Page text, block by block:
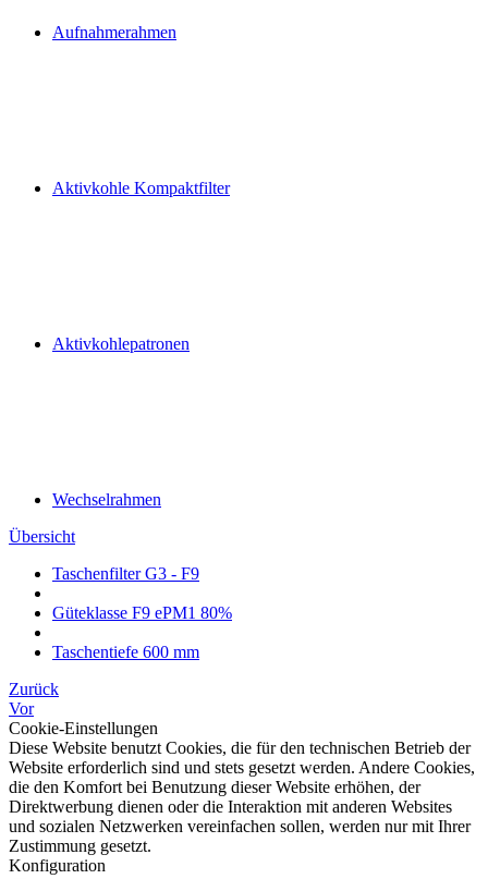
Aufnahmerahmen
Aktivkohle Kompaktfilter
Aktivkohlepatronen
Wechselrahmen
Übersicht
Taschenfilter G3 - F9
Güteklasse F9 ePM1 80%
Taschentiefe 600 mm
Zurück
Vor
Cookie-Einstellungen
Diese Website benutzt Cookies, die für den technischen Betrieb der
Website erforderlich sind und stets gesetzt werden. Andere Cookies,
die den Komfort bei Benutzung dieser Website erhöhen, der
Direktwerbung dienen oder die Interaktion mit anderen Websites
und sozialen Netzwerken vereinfachen sollen, werden nur mit Ihrer
Zustimmung gesetzt.
Konfiguration